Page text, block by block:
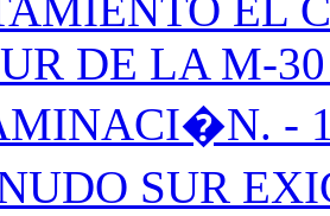
EL
DE LA M-
-
SUR